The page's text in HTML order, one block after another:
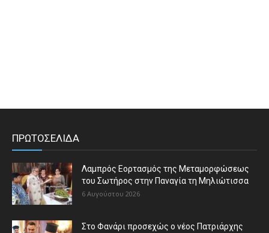
ΠΡΩΤΟΣΕΛΙΔΑ
Λαμπρός Εορτασμός της Μεταμορφώσεως
του Σωτήρος στην Παναγία τη Μηλιώτισσα
6 Αυγούστου 2026
Στο Φανάρι προσεχώς ο νέος Πατριάρχης